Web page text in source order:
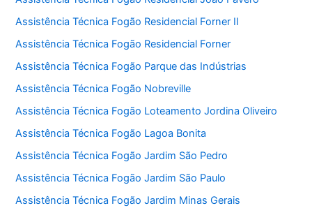
Assistência Técnica Fogão Residencial Forner II
Assistência Técnica Fogão Residencial Forner
Assistência Técnica Fogão Parque das Indústrias
Assistência Técnica Fogão Nobreville
Assistência Técnica Fogão Loteamento Jordina Oliveiro
Assistência Técnica Fogão Lagoa Bonita
Assistência Técnica Fogão Jardim São Pedro
Assistência Técnica Fogão Jardim São Paulo
Assistência Técnica Fogão Jardim Minas Gerais